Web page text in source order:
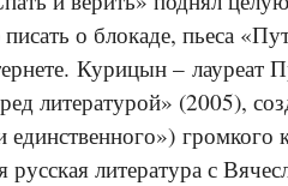
о блокаде, пьеса
Курицын – лауреат
литературой» (2005),
единственного») громкого
литература с